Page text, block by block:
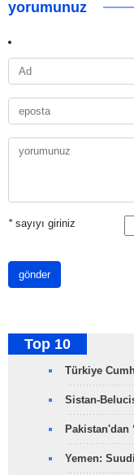
yorumunuz
*sayıyı giriniz
gönder
Top 10
Türkiye
Sistan-
Pakistan'dan
Yemen: